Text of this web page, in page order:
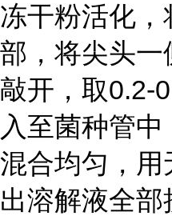
冻干粉活化
部，将尖头
敲开，取0.2-
入至菌种管
混合均匀，用
出溶解液全